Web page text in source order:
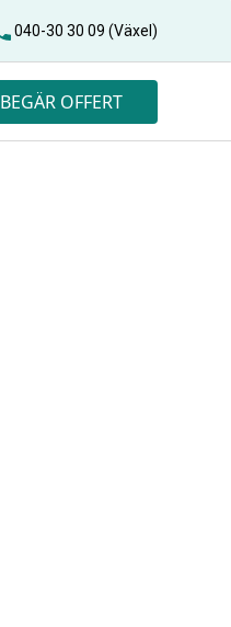
040-30 30 09 (Växel)
BEGÄR OFFERT